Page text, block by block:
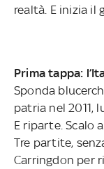
realtà. E inizia il
Prima tappa:
Sponda
patria nel 2011,
E riparte. Scalo
Tre partite,
Carringdon per